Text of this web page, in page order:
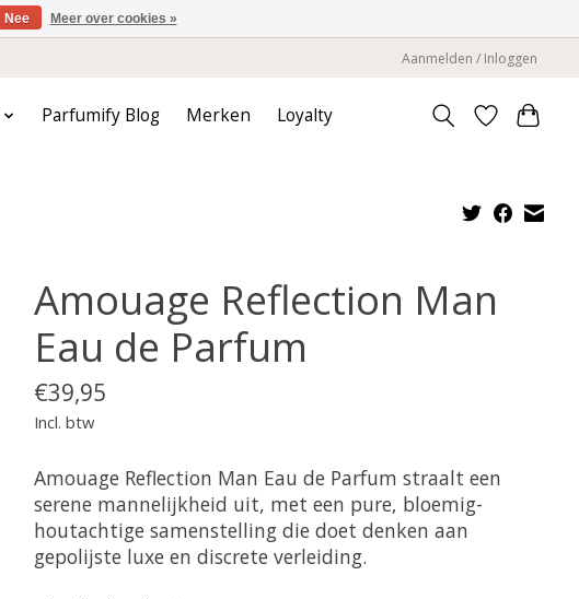
Aanmelden / Inloggen
Parfumify Blog Merken Loyalty
Amouage Reflection Man
Eau de Parfum
€39,95
Incl. btw
Amouage Reflection Man Eau de Parfum straalt een
serene mannelijkheid uit, met een pure, bloemig-
houtachtige samenstelling die doet denken aan
gepolijste luxe en discrete verleiding.
Nee Meer over cookies »